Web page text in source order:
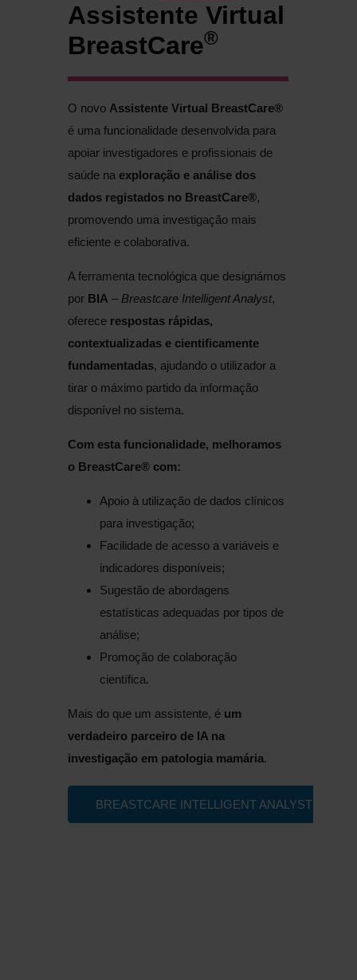
Assistente Virtual
BreastCare®
O novoAssistente Virtual BreastCare®
é uma funcionalidade desenvolvida para
apoiar investigadores e profissionais de
saúde na exploração e análise dos
dados registados no BreastCare®,
promovendo uma investigação mais
eficiente e colaborativa.
A ferramenta tecnológica que designámos
por BIA –Breastcare Intelligent Analyst,
oferece respostas rápidas,
contextualizadas e cientificamente
fundamentadas, ajudando o utilizador a
tirar o máximo partido da informação
disponível no sistema.
Com esta funcionalidade, melhoramos
o BreastCare® com:
Apoio à utilização de dados clínicos
para investigação;
Facilidade de acesso a variáveis e
indicadores disponíveis;
Sugestão de abordagens
estatísticas adequadas por tipos de
análise;
Promoção de colaboração
científica.
Mais do que um assistente, é um
verdadeiro parceiro de IA na
investigação em patologia mamária.
BREASTCARE INTELLIGENT ANALYST